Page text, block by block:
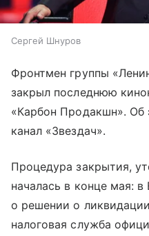
Сергей Шнуров
Фронтмен группы
закрыл последнюю
«Карбон Продакшн». Об
канал «Звездач».
Процедура закрытия,
началась в конце мая:
о решении о
налоговая служба